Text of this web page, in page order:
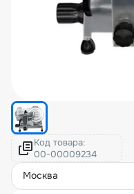
Код товара:
москва